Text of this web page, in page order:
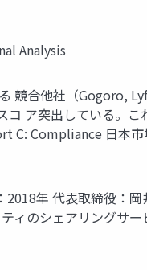
Analysis
競合他社（Gogoro,
ア突出している。
C: Compliance 日本市
年 代表取締役：
ィのシェアリングサ